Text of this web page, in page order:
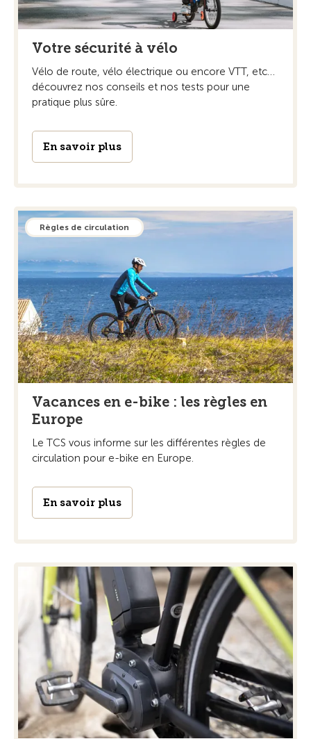
Votre sécurité à vélo
Vélo de route, vélo électrique ou encore VTT, etc…
découvrez nos conseils et nos tests pour une
pratique plus sûre.
En savoir plus
Règles de circulation
Vacances en e-bike : les règles en
Europe
Le TCS vous informe sur les différentes règles de
circulation pour e-bike en Europe.
En savoir plus